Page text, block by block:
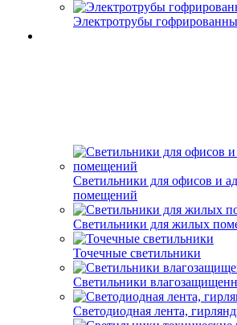
Электротрубы
Светильники для офисов и
помещений
Светильники для жилых
Точечные светильники
Светильники
Светодиодная лента,